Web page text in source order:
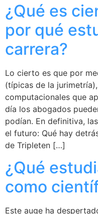
¿Qué es
por qué
carrera?
Lo cierto es que por
(típicas de la
computacionales que
día los abogados
podían. En definitiva,
el futuro: Qué hay
de Tripleten […]
¿Qué
como
Este auge ha